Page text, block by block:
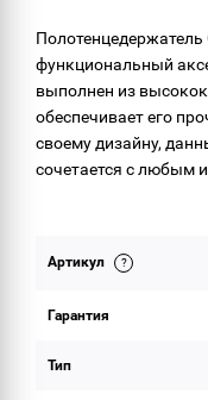
Полотенцедержатель
функциональный
выполнен из
обеспечивает его
своему дизайну,
сочетается с любым
Артикул
Гарантия
Тип